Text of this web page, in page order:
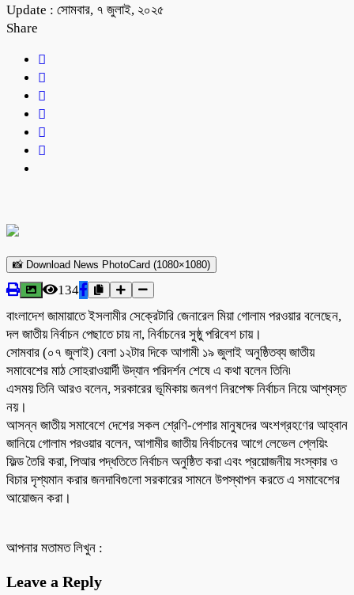
Update : সোমবার, ৭ জুলাই, ২০২৫
Share
📸 Download News PhotoCard (1080×1080)
134
বাংলাদেশ জামায়াতে ইসলামীর সেক্রেটারি জেনারেল মিয়া গোলাম পরওয়ার বলেছেন,
দল জাতীয় নির্বাচন পেছাতে চায় না, নির্বাচনের সুষ্ঠু পরিবেশ চায়।
সোমবার (০৭ জুলাই) বেলা ১২টার দিকে আগামী ১৯ জুলাই অনুষ্ঠিতব্য জাতীয়
সমাবেশের মাঠ সোহরাওয়ার্দী উদ্যান পরিদর্শন শেষে এ কথা বলেন তিনি৷
এসময় তিনি আরও বলেন, সরকারের ভূমিকায় জনগণ নিরপেক্ষ নির্বাচন নিয়ে আশ্বস্ত
নয়।
আসন্ন জাতীয় সমাবেশে দেশের সকল শ্রেণি-পেশার মানুষদের অংশগ্রহণের আহ্বান
জানিয়ে গোলাম পরওয়ার বলেন, আগামীর জাতীয় নির্বাচনের আগে লেভেল প্লেয়িং
ফিল্ড তৈরি করা, পিআর পদ্ধতিতে নির্বাচন অনুষ্ঠিত করা এবং প্রয়োজনীয় সংস্কার ও
বিচার দৃশ্যমান করার জনদাবিগুলো সরকারের সামনে উপস্থাপন করতে এ সমাবেশের
আয়োজন করা।
আপনার মতামত লিখুন :
Leave a Reply